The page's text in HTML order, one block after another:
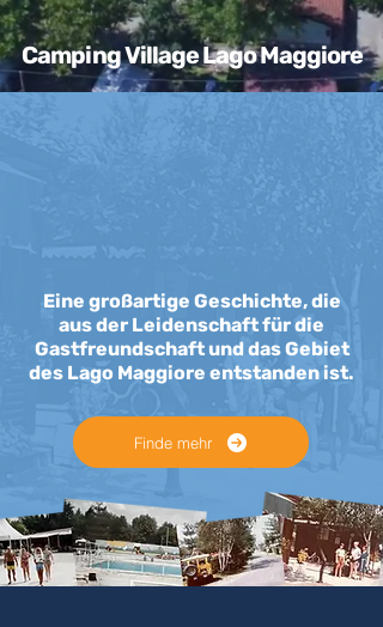
Camping Village Lago Maggiore
Eine großartige Geschichte, die
aus der Leidenschaft für die
Gastfreundschaft und das Gebiet
des Lago Maggiore entstanden ist.
Finde mehr